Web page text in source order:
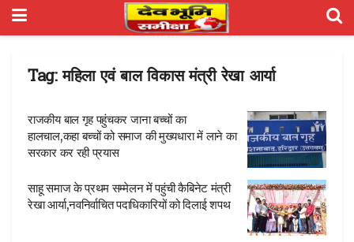
Tag:महिला एवं बाल विकास मंत्री रेखा आर्या
राजकीय बाल गृह पहुंचकर जाना बच्चों का
हालचाल,कहा बच्चों को समाज की मुख्यधारा में लाने का
सरकार कर रही प्रयास
साहू समाज के प्रथम सम्मेलन में पहुंची कैबिनेट मंत्री
रेखा आर्या,नवनिर्वाचित पदाधिकारियों को दिलाई शपथ